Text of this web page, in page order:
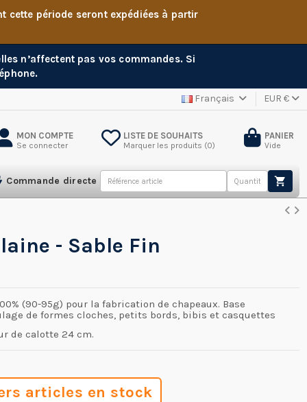
cette période seront expédiées à partir
n’affectent pas vos commandes. Si
Français EUR €
MON COMPTE
Se connecter
LISTE DE SOUHAITS
Marquer les produits (0)
PANIER
Vide
Commande directe
- Sable Fin
(90-95g) pour la fabrication de chapeaux. Base
de formes cloches, petits bords, bibis et casquettes
de calotte 24 cm.
articles en stock